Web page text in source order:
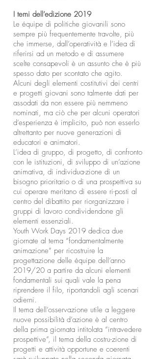
I temi dell’edizione 2019
Le équipe di politiche giovanili sono
sempre più frequentemente travolte, più
che immerse, dall’operatività e l’idea di
riferirsi ad un metodo e di assumere
scelte consapevoli è un assunto che è più
spesso dato per scontato che agito.
Alcuni degli elementi costitutivi dei centri
e progetti giovani sono talmente dati per
assodati da non essere più nemmeno
nominati, ma ciò che per alcuni operatori
d’esperienza è implicito, può non esserlo
altrettanto per nuove generazioni di
educatori e animatori.
L’idea di gruppo, di progetto, di confronto
con le istituzioni, di sviluppo di un’azione
animativa, di individua-zione di un
bisogno prioritario o di una prospettiva su
cui operare meritano di essere ri-posti al
centro del dibattito per riorganizzare i
gruppi di lavoro condividendone gli
elementi essenziali.
Youth Work Days 2019 dedica due
giornate al tema “fondamentalmente
animazione” per ricostruire la
progettazione delle équipe dell’anno
2019/20 a partire da alcuni elementi
fondamentali sui quali vale la pena
riprendere il filo, riportandoli agli scenari
odierni.
Il tema dell’osservazione utile a leggere
nuove possibilità d’azione è al centro
della prima giornata intitolata “intravedere
prospettive”, il tema della costru-zione di
progetti e attività opportune e coerenti